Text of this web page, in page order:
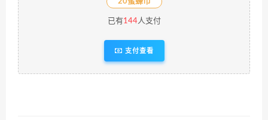
20蜜蜂币
已有 144人支付
支付查看